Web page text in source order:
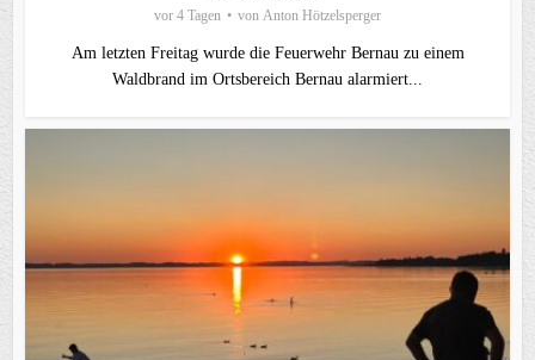
vor 4 Tagen von Anton Hötzelsperger
Am letzten Freitag wurde die Feuerwehr Bernau zu einem
Waldbrand im Ortsbereich Bernau alarmiert...